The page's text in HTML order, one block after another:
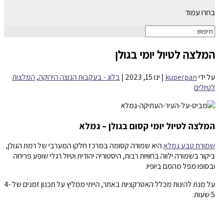
בחרו עמוד
המלצה לטיול יומי בגולן
על ידיkuperpan
| ינו 15, 2023 |בלוג - בעקבות הנוצה הירוקה, המלצות
לטיולים
המלצה לטיול יומי קסום בגולן – גמלא
שמורת טבע גמלאהיא שמורה קסומה במרכז חלקו המערבי של רמת הגולן,
ביקור בשמורה ילווה בחוויות רבות, היסטוריה יהודית וטיול רגלי שופע פריחה
ובסופו מפל מהמם ביופיו.
על מנת להינות מכלל האטרקציות באתר, הייתי ממליץ על תכנון זמנים של 4-
5 שעות.